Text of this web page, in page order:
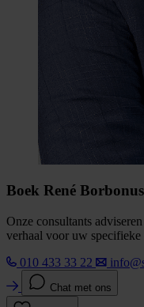
Boek René Borbonus
Onze consultants
verhaal voor uw specifieke
010 433 33 22
Chat met ons